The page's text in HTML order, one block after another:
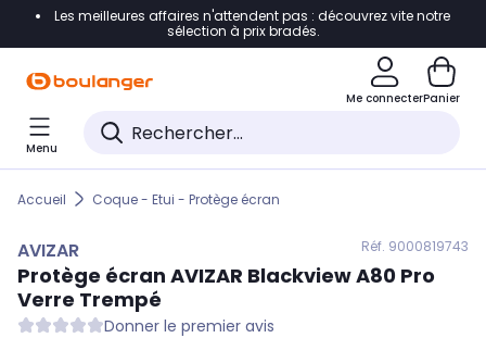
Accéder directement à la navigation
Accéder directement au pied de page
Accéder directement au chatbot
Les meilleures affaires n'attendent pas : découvrez vite notre
sélection à prix bradés.
Me connecterPanier
Menu
Accueil Coque - Etui - Protège écran
AVIZAR Réf. 9000819743
Protège écran AVIZAR Blackview A80 Pro
Verre Trempé
Donner le premier avis